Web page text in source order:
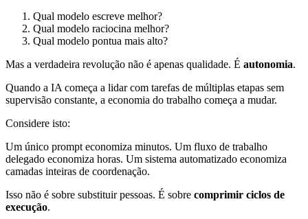
Qual modelo escreve melhor?
Qual modelo raciocina melhor?
Qual modelo pontua mais alto?
Mas a verdadeira revolução não é apenas qualidade. É autonomia.
Quando a IA começa a lidar com tarefas de múltiplas etapas sem
supervisão constante, a economia do trabalho começa a mudar.
Considere isto:
Um único prompt economiza minutos. Um fluxo de trabalho
delegado economiza horas. Um sistema automatizado economiza
camadas inteiras de coordenação.
Isso não é sobre substituir pessoas. É sobre comprimir ciclos de
execução.